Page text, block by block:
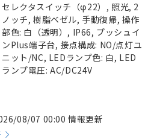
セレクタスイッチ（φ22）, 照光, 2
ノッチ, 樹脂ベゼル, 手動復帰, 操作
部色: 白（透明）, IP66, プッシュイ
ンPlus端子台, 接点構成: NO/点灯ユ
ニット/NC, LEDランプ色: 白, LED
ランプ電圧: AC/DC24V
08/07 00:00 情報更新